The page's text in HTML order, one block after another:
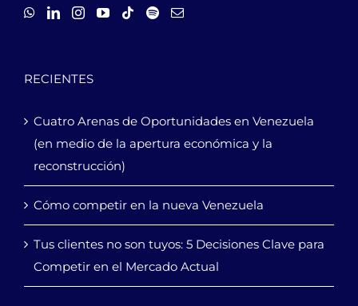
RECIENTES
Cuatro Arenas de Oportunidades en Venezuela
(en medio de la apertura económica y la
reconstrucción)
Cómo competir en la nueva Venezuela
Tus clientes no son tuyos: 5 Decisiones Clave para
Competir en el Mercado Actual